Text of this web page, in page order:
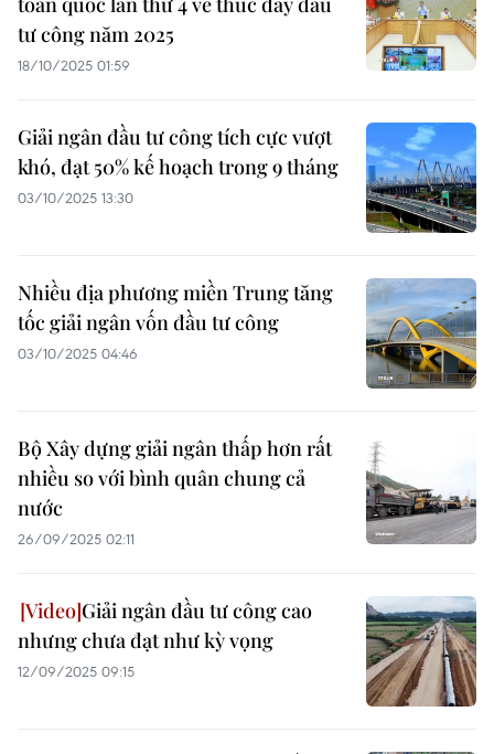
tư công năm 2025
18/10/2025 01:59
Giải ngân đầu tư công tích cực vượt
khó, đạt 50% kế hoạch trong 9 tháng
03/10/2025 13:30
Nhiều địa phương miền Trung tăng
tốc giải ngân vốn đầu tư công
03/10/2025 04:46
Bộ Xây dựng giải ngân thấp hơn rất
nhiều so với bình quân chung cả
nước
26/09/2025 02:11
Giải ngân đầu tư công cao
nhưng chưa đạt như kỳ vọng
12/09/2025 09:15